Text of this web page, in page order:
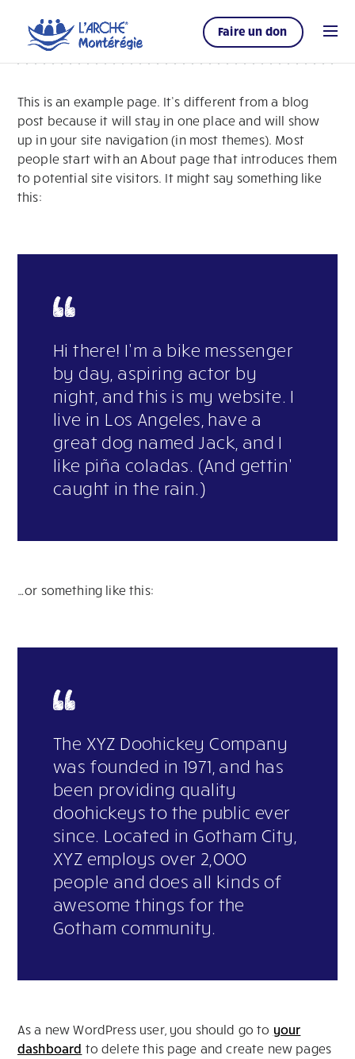
Faire un don
This is an example page. It’s different from a blog
post because it will stay in one place and will show
up in your site navigation (in most themes). Most
people start with an About page that introduces them
to potential site visitors. It might say something like
this:
Hi there! I’m a bike messenger
by day, aspiring actor by
night, and this is my website. I
live in Los Angeles, have a
great dog named Jack, and I
like piña coladas. (And gettin’
caught in the rain.)
…or something like this:
The XYZ Doohickey Company
was founded in 1971, and has
been providing quality
doohickeys to the public ever
since. Located in Gotham City,
XYZ employs over 2,000
people and does all kinds of
awesome things for the
Gotham community.
As a new WordPress user, you should go to your
dashboard to delete this page and create new pages